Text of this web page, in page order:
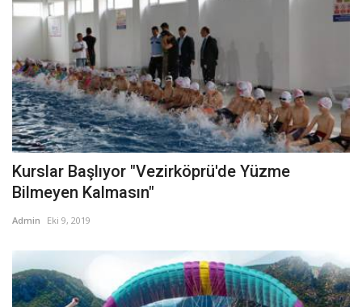
Kurslar Başlıyor "Vezirköprü'de Yüzme
Bilmeyen Kalmasın"
Admin Eki 9, 2019